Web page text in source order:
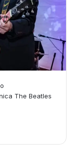
The Beatles